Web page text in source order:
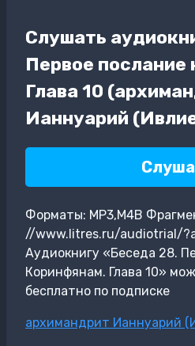
Слушать
Первое послание
Глава 10
Ианнуарий
Форматы: MP3,M4B
//www.litres.ru/audiotrial/
Аудиокнигу «Беседа 28.
Коринфянам. Глава 10»
бесплатно по подписке
Метки
архимандрит Ианнуарий